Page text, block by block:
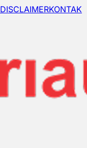
DISCLAIMERKONTAK